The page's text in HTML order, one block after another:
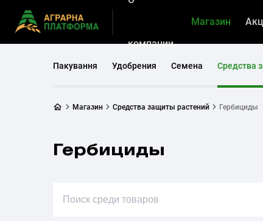
компании
Магазин
Пакування Удобрения Семена Средства
Магазин Средства защиты растений Гербициды
Гербициды